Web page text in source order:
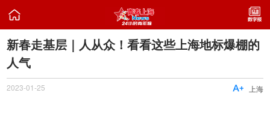

新春走基层｜人从众！看看这些上海地标爆棚的
人气
2023-01-25 上海
